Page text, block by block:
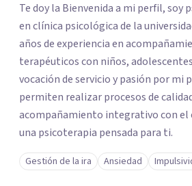
Te doy la Bienvenida a mi perfil, soy
en clínica psicológica de la
años de experiencia en
terapéuticos con niños,
vocación de servicio y pasión por mi
permiten realizar procesos de
acompañamiento integrativo con el
una psicoterapia pensada para ti.
Gestión de la ira Ansiedad